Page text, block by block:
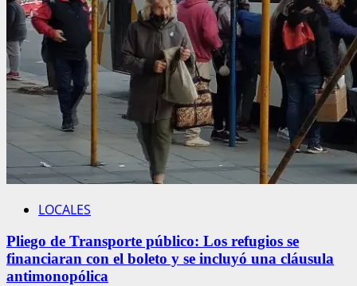
función
invierno
LOCALES
Pliego de Transporte público: Los refugios se
financiaran con el boleto y se incluyó una cláusula
antimonopólica